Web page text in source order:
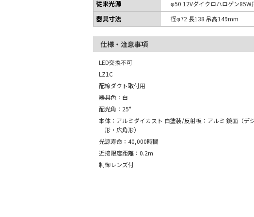
従来光源 φ50 12Vダイクロハロゲン85W
器具寸法 径φ72 長138 吊高149mm
仕様・注意事項
LED交換不可
LZ1C
配線ダクト取付用
器具色：白
配光角：25°
本体：アルミダイカスト 白塗装/反射板：アルミ 鏡面（デ
形・広角形）
光源寿命：40,000時間
近接限度距離：0.2m
制御レンズ付